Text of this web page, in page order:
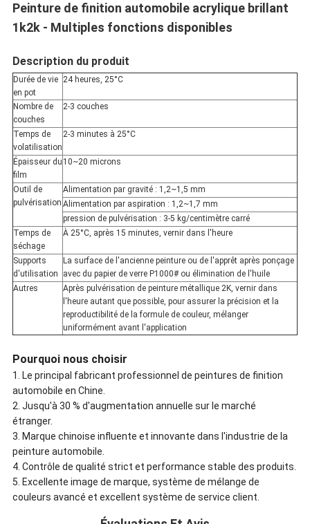
Peinture de finition automobile acrylique brillant
1k2k - Multiples fonctions disponibles
Description du produit
Durée de vie
en pot
24 heures, 25°C
Nombre de
couches
2-3 couches
Temps de
volatilisation
2-3 minutes à 25°C
Épaisseur du
film
10~20 microns
Outil de
pulvérisation
Alimentation par gravité : 1,2~1,5 mm
Alimentation par aspiration : 1,2~1,7 mm
pression de pulvérisation : 3-5 kg/centimètre carré
Temps de
séchage
À 25°C, après 15 minutes, vernir dans l'heure
Supports
d'utilisation
La surface de l'ancienne peinture ou de l'apprêt après ponçage
avec du papier de verre P1000# ou élimination de l'huile
Autres
Après pulvérisation de peinture métallique 2K, vernir dans
l'heure autant que possible, pour assurer la précision et la
reproductibilité de la formule de couleur, mélanger
uniformément avant l'application
Pourquoi nous choisir
1. Le principal fabricant professionnel de peintures de finition
automobile en Chine.
2. Jusqu'à 30 % d'augmentation annuelle sur le marché
étranger.
3. Marque chinoise influente et innovante dans l'industrie de la
peinture automobile.
4. Contrôle de qualité strict et performance stable des produits.
5. Excellente image de marque, système de mélange de
couleurs avancé et excellent système de service client.